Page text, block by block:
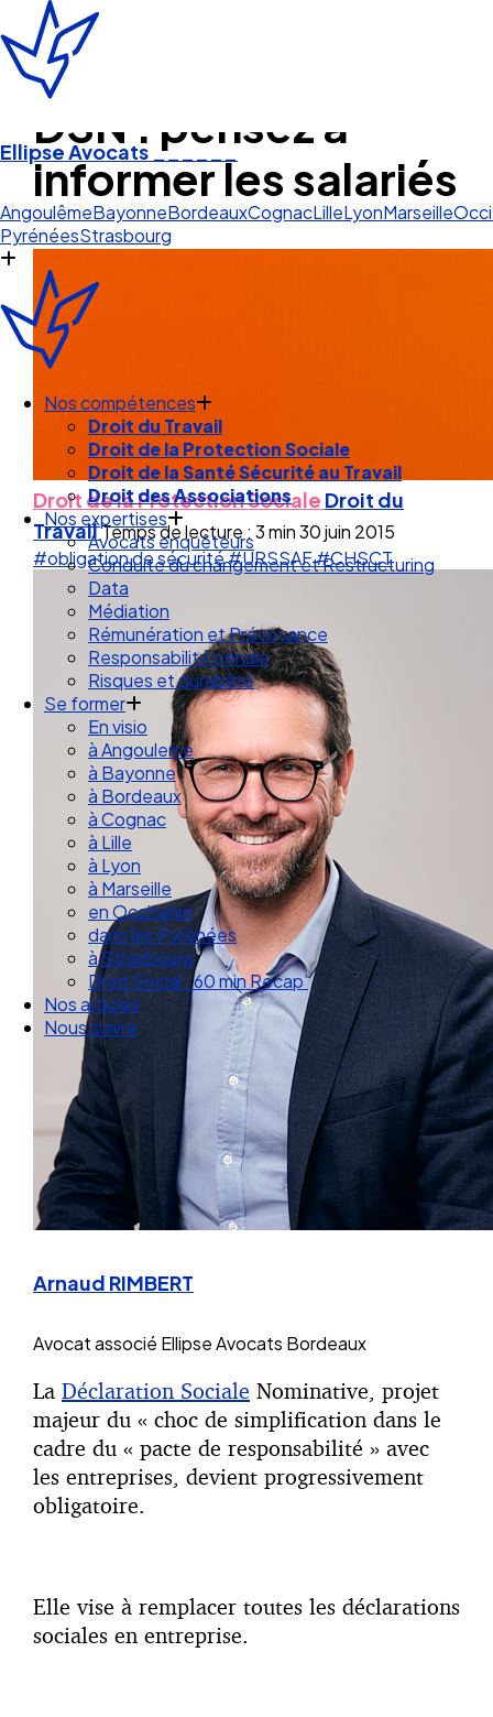
Ellipse Avocats ______
Cogn
AngoulêmeBayonneBordeaux
Pyrénées
Nos compétences
Droit du Travail
Droit de la Protection Sociale
Droit de la Santé Sécurité au Travail
Droit des Associations
Nos expertises
Avocats enquêteurs
Conduite du changement et Restructuring
Data
Médiation
Rémunération et Prévoyance
Responsabilité pénale
Risques et durabilité
Se former
En visio
à Angouleme
à Bayonne
à Bordeaux
à Cognac
à Lille
à Lyon
à Marseille
en Occitanie
dans les Pyrénées
à Strasbourg
Droit Social : 60 min Recap’
Nos articles
Nous suivre
DSN : pensez à
informer les salariés
Droit de la Protection Sociale Droit du
TravailTemps de lecture : 3 min30 juin 2015
#obligation de sécurité#URSSAF#CHSCT
Arnaud RIMBERT
Avocat associé Ellipse Avocats Bordeaux
La Déclaration Sociale Nominative, projet
majeur du « choc de simplification dans le
cadre du « pacte de responsabilité » avec
les entreprises, devient progressivement
obligatoire.
Elle vise à remplacer toutes les déclarations
sociales en entreprise.